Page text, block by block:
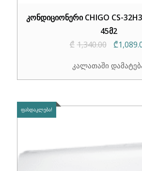
კონდიციონერი CHIGO CS-
45მ2
₾ 1,340.00
Original
was:
₾
კალათაში
ᲤᲐᲡᲓᲐᲙᲚᲔᲑᲐ!